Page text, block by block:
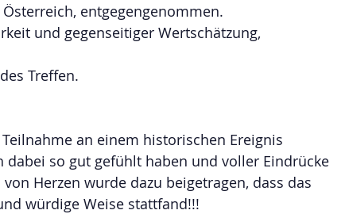
entgegengenommen.
und gegenseitiger Wertschätzung,
Treffen.
an einem historischen Ereignis
so gut gefühlt haben und voller Eindrücke
Herzen wurde dazu beigetragen, dass das
würdige Weise stattfand!!!